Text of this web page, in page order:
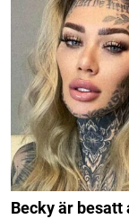
Becky är